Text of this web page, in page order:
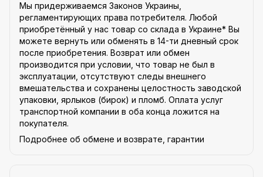
Мы придерживаемся Законов Украины,
регламентирующих права потребителя. Любой
приобретённый у нас товар со склада в Украине* Вы
можете вернуть или обменять в 14-ти дневный срок
после приобретения. Возврат или обмен
производится при условии, что товар не был в
эксплуатации, отсутствуют следы внешнего
вмешательства и сохранены целостность заводской
упаковки, ярлыков (бирок) и пломб. Оплата услуг
транспортной компании в оба конца ложится на
покупателя.
Подробнее об обмене и возврате, гарантии